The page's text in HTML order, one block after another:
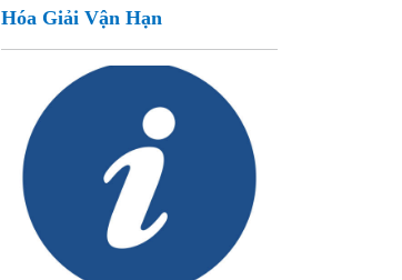
Hóa Giải Vận Hạn